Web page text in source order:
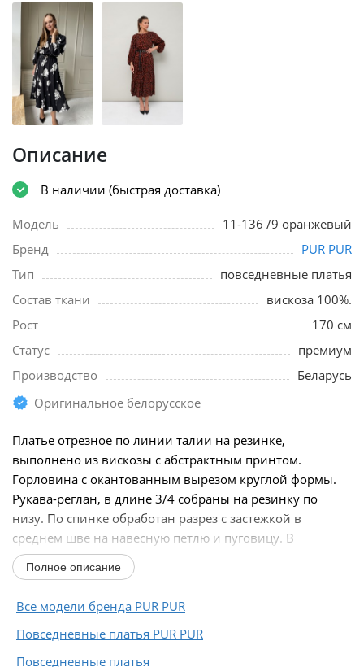
Описание
В наличии (быстрая доставка)
Модель
11-136 /9 оранжевый
Бренд
PUR PUR
Тип
повседневные платья
Состав ткани
вискоза 100%.
Рост
170 см
Статус
премиум
Производство
Беларусь
Оригинальное белорусское
Платье отрезное по линии талии на резинке,
выполнено из вискозы с абстрактным принтом.
Горловина с окантованным вырезом круглой формы.
Рукава-реглан, в длине 3/4 собраны на резинку по
низу. По спинке обработан разрез с застежкой в
среднем шве на навесную петлю и пуговицу. В
комплекте прилагается...
Полное описание
Все модели бренда PUR PUR
Повседневные платья PUR PUR
Повседневные платья